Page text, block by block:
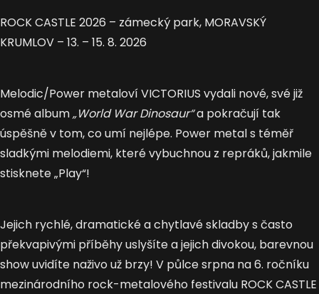
ROCK CASTLE 2026 – zámecký park, MORAVSKÝ
KRUMLOV – 13. – 15. 8. 2026
Melodic/Power metaloví VICTORIUS vydali nové, své již
osmé album„World War Dinosaur“a pokračují tak
úspěšně v tom, co umí nejlépe. Power metal s téměř
sladkými melodiemi, které vybuchnou z repráků, jakmile
stisknete „Play“!
Jejich rychlé, dramatické a chytlavé skladby s často
překvapivými příběhy uslyšíte a jejich divokou, barevnou
show uvidíte naživo už brzy! V půlce srpna na 6. ročníku
mezinárodního rock-metalového festivalu ROCK CASTLE